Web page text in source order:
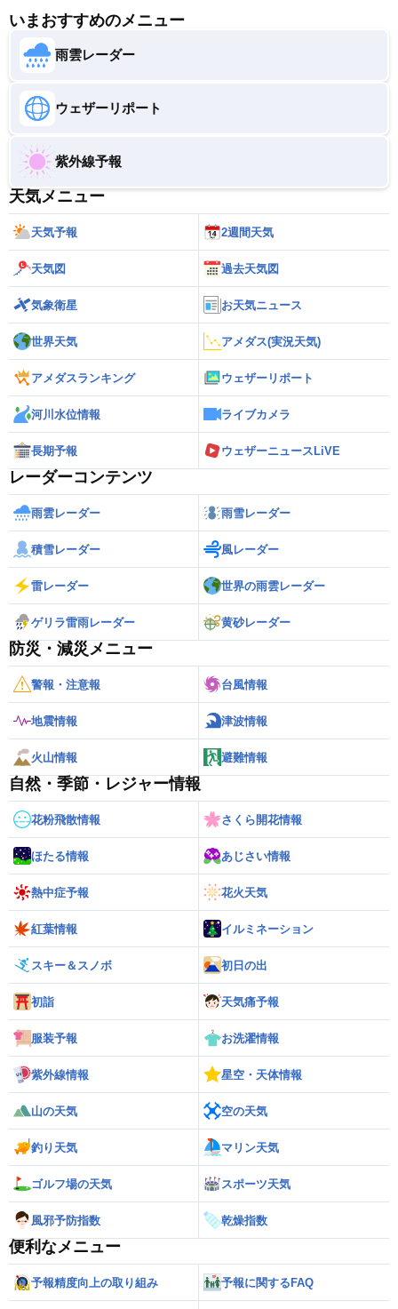
いまおすすめのメニュー
雨雲レーダー
ウェザーリポート
紫外線予報
天気メニュー
天気予報 2週間天気
天気図 過去天気図
気象衛星 お天気ニュース
世界天気 アメダス(実況天気)
アメダスランキング ウェザーリポート
河川水位情報 ライブカメラ
長期予報 ウェザーニュースLiVE
レーダーコンテンツ
雨雲レーダー 雨雪レーダー
積雪レーダー 風レーダー
雷レーダー 世界の雨雲レーダー
ゲリラ雷雨レーダー 黄砂レーダー
防災・減災メニュー
警報・注意報 台風情報
地震情報 津波情報
火山情報 避難情報
自然・季節・レジャー情報
花粉飛散情報 さくら開花情報
ほたる情報 あじさい情報
熱中症予報 花火天気
紅葉情報 イルミネーション
スキー＆スノボ 初日の出
初詣 天気痛予報
服装予報 お洗濯情報
紫外線情報 星空・天体情報
山の天気 空の天気
釣り天気 マリン天気
ゴルフ場の天気 スポーツ天気
風邪予防指数 乾燥指数
便利なメニュー
予報精度向上の取り組み 予報に関するFAQ